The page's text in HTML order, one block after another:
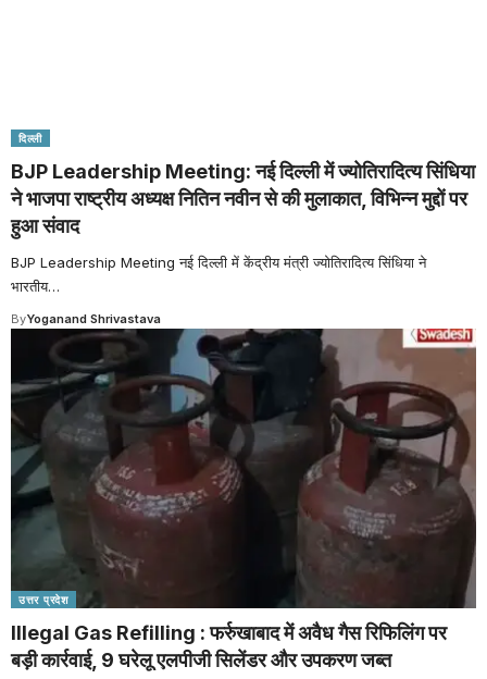
दिल्ली
BJP Leadership Meeting: नई दिल्ली में ज्योतिरादित्य सिंधिया
ने भाजपा राष्ट्रीय अध्यक्ष नितिन नवीन से की मुलाकात, विभिन्न मुद्दों पर
हुआ संवाद
BJP Leadership Meeting नई दिल्ली में केंद्रीय मंत्री ज्योतिरादित्य सिंधिया ने
भारतीय…
ByYoganand Shrivastava
उत्तर प्रदेश
Illegal Gas Refilling : फर्रुखाबाद में अवैध गैस रिफिलिंग पर
बड़ी कार्रवाई, 9 घरेलू एलपीजी सिलेंडर और उपकरण जब्त